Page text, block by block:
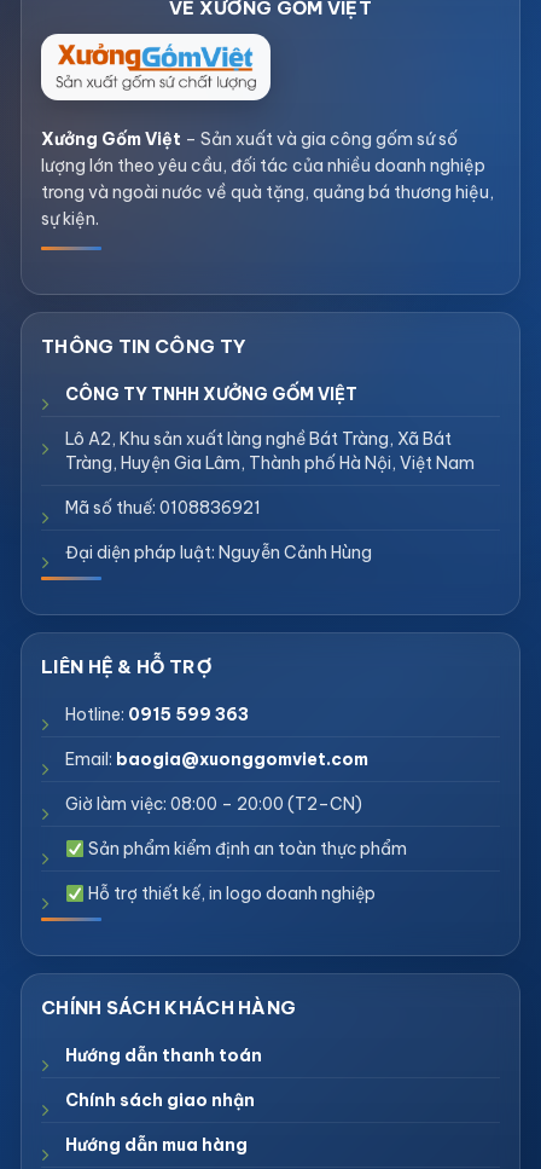
Xưởng Gốm Việt – Sản xuất và gia công gốm sứ số
lượng lớn theo yêu cầu, đối tác của nhiều doanh nghiệp
trong và ngoài nước về quà tặng, quảng bá thương hiệu,
sự kiện.
CÔNG TY TNHH XƯỞNG GỐM VIỆT
Lô A2, Khu sản xuất làng nghề Bát Tràng, Xã Bát
Tràng, Huyện Gia Lâm, Thành phố Hà Nội, Việt Nam
Mã số thuế: 0108836921
Đại diện pháp luật: Nguyễn Cảnh Hùng
Hotline: 0915 599 363
Email: baogia@xuonggomviet.com
Giờ làm việc: 08:00 – 20:00 (T2–CN)
Sản phẩm kiểm định an toàn thực phẩm
Hỗ trợ thiết kế, in logo doanh nghiệp
Hướng dẫn thanh toán
Chính sách giao nhận
Hướng dẫn mua hàng